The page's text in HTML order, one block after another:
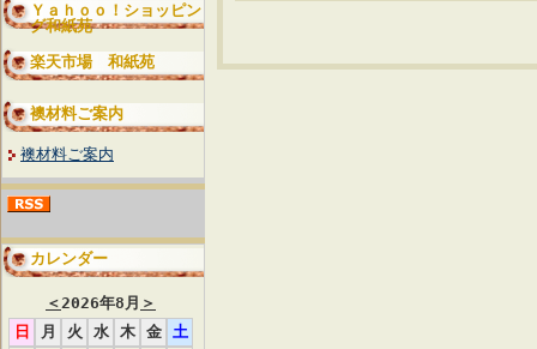
Ｙａｈｏｏ！ショッピン
グ和紙苑
楽天市場 和紙苑
襖材料ご案内
襖材料ご案内
カレンダー
＜2026年8月 ＞
日
月 火 水 木 金 土